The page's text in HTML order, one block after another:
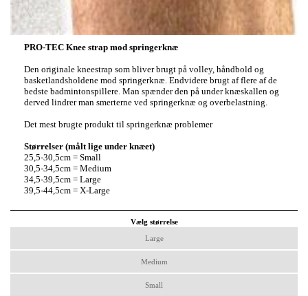
PRO-TEC Knee strap mod springerknæ
Den originale kneestrap som bliver brugt på volley, håndbold og
basketlandsholdene mod springerknæ. Endvidere brugt af flere af de
bedste badmintonspillere. Man spænder den på under knæskallen og
derved lindrer man smerterne ved springerknæ og overbelastning.
Det mest brugte produkt til springerknæ problemer
Størrelser (målt lige under knæet)
25,5-30,5cm = Small
30,5-34,5cm = Medium
34,5-39,5cm = Large
39,5-44,5cm = X-Large
Vælg størrelse
Large
Medium
Small